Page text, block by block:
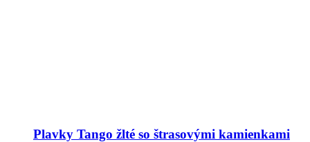
Plavky Tango žlté so štrasovými kamienkami